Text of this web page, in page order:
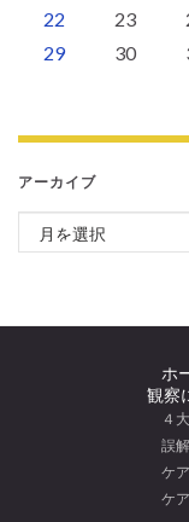
22
23
29
30
アーカイブ
アーカイブ
ホ
観察
４大
誤解
ケア
ケア